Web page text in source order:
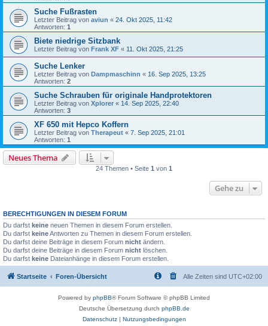
Suche Fußrasten
Letzter Beitrag von aviun « 24. Okt 2025, 11:42
Antworten: 1
Biete niedrige Sitzbank
Letzter Beitrag von Frank XF « 11. Okt 2025, 21:25
Suche Lenker
Letzter Beitrag von Dampmaschinn « 16. Sep 2025, 13:25
Antworten: 2
Suche Schrauben für originale Handprotektoren
Letzter Beitrag von Xplorer « 14. Sep 2025, 22:40
Antworten: 3
XF 650 mit Hepco Koffern
Letzter Beitrag von Therapeut « 7. Sep 2025, 21:01
Antworten: 1
Neues Thema
24 Themen • Seite 1 von 1
Gehe zu
BERECHTIGUNGEN IN DIESEM FORUM
Du darfst keine neuen Themen in diesem Forum erstellen.
Du darfst keineAntworten zu Themen in diesem Forum erstellen.
Du darfst deine Beiträge in diesem Forum nicht ändern.
Du darfst deine Beiträge in diesem Forum nicht löschen.
Du darfst keine Dateianhänge in diesem Forum erstellen.
Startseite Foren-Übersicht Alle Zeiten sind UTC+02:00
Powered by phpBB® Forum Software © phpBB Limited
Deutsche Übersetzung durch phpBB.de
Datenschutz| Nutzungsbedingungen